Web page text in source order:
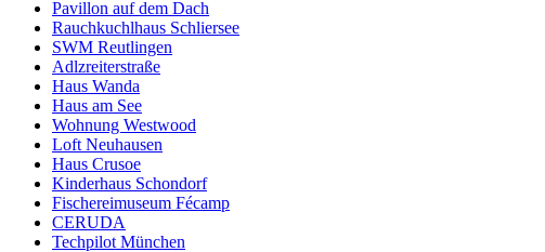
Pavillon auf dem Dach
Rauchkuchlhaus Schliersee
SWM Reutlingen
Adlzreiterstraße
Haus Wanda
Haus am See
Wohnung Westwood
Loft Neuhausen
Haus Crusoe
Kinderhaus Schondorf
Fischereimuseum Fécamp
CERUDA
Techpilot München